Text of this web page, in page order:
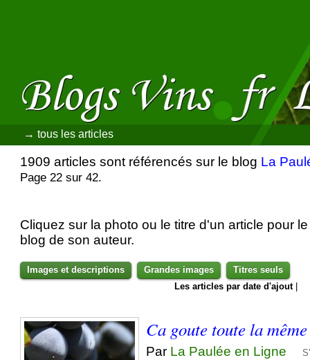
→ tous les articles
1909 articles sont référencés sur le blog La
Page 22 sur 42.
Cliquez sur la photo ou le titre d'un article pour
blog de son auteur.
Images et descriptions Grandes images
Titres seuls
Les articles par date d'ajout|
Ca goute toute la
Par La Paulée en Ligne